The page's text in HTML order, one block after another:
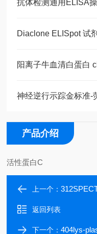
抗体检测通用ELISA
Diaclone ELISpot 试
阳离子牛血清白蛋白
神经逆行示踪金标准-
产品介绍
活性蛋白C
上一个：
返回列表
下一个：404lys-